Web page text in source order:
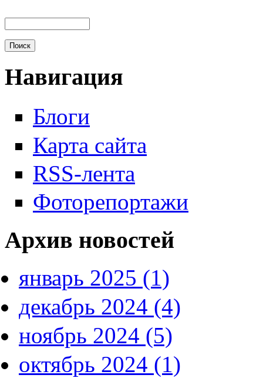
Навигация
Блоги
Карта сайта
RSS-лента
Фоторепортажи
Архив новостей
январь 2025 (1)
декабрь 2024 (4)
ноябрь 2024 (5)
октябрь 2024 (1)